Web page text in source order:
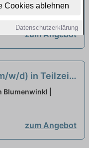
Cookies ablehnen
Datenschutzerklärung
zum Angebot
w/d) in Teilzeit
- Wir freuen
|
zum Angebot